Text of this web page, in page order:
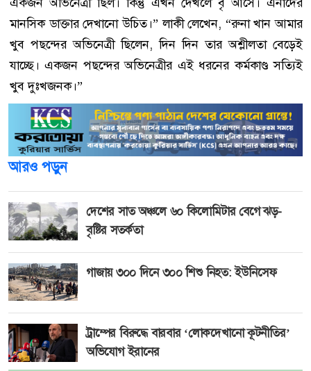
মানসিক ডাক্তার দেখানো উচিত।” লাকী লেখেন, “রুনা খান আমার
খুব পছন্দের অভিনেত্রী ছিলেন, দিন দিন তার অশ্লীলতা বেড়েই
যাচ্ছে। একজন পছন্দের অভিনেত্রীর এই ধরনের কর্মকাণ্ড সত্যিই
খুব দুঃখজনক।”
আরও পড়ুন
দেশের সাত অঞ্চলে ৬০ কিলোমিটার বেগে ঝড়-
বৃষ্টির সতর্কতা
গাজায় ৩০০ দিনে ৩০০ শিশু নিহত: ইউনিসেফ
ট্রাম্পের বিরুদ্ধে বারবার ‘লোকদেখানো কূটনীতির’
অভিযোগ ইরানের